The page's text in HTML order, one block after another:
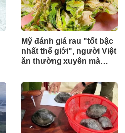
Mỹ đánh giá rau "tốt bậc
nhất thế giới", người Việt
ăn thường xuyên mà